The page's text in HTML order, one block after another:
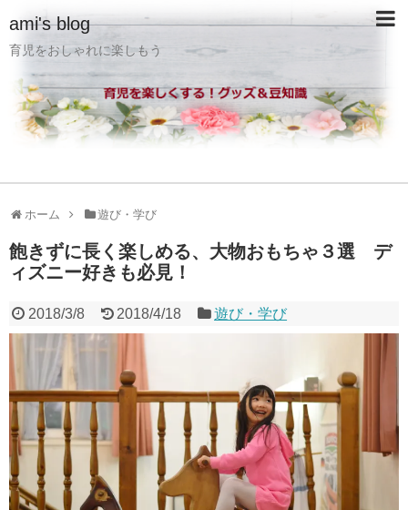
ami's blog
育児をおしゃれに楽しもう
ホーム 遊び・学び
飽きずに長く楽しめる、大物おもちゃ３選 デ
ィズニー好きも必見！
2018/3/8 2018/4/18 遊び・学び